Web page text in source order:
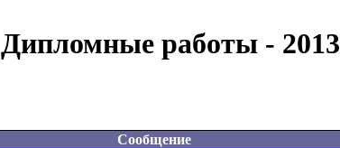
Дипломные работы - 2013
Сообщение